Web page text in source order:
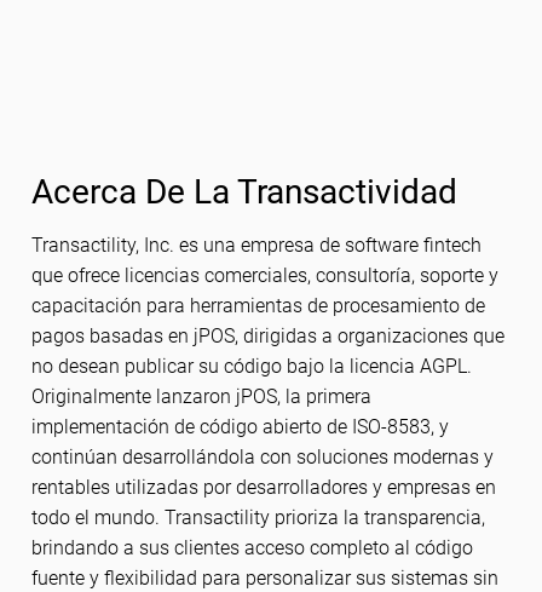
Acerca De La Transactividad
Transactility, Inc. es una empresa de software fintech
que ofrece licencias comerciales, consultoría, soporte y
capacitación para herramientas de procesamiento de
pagos basadas en jPOS, dirigidas a organizaciones que
no desean publicar su código bajo la licencia AGPL.
Originalmente lanzaron jPOS, la primera
implementación de código abierto de ISO-8583, y
continúan desarrollándola con soluciones modernas y
rentables utilizadas por desarrolladores y empresas en
todo el mundo. Transactility prioriza la transparencia,
brindando a sus clientes acceso completo al código
fuente y flexibilidad para personalizar sus sistemas sin